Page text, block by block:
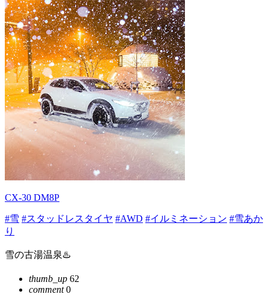
CX-30 DM8P
#雪 #スタッドレスタイヤ #AWD #イルミネーション #雪あか
り
雪の古湯温泉♨️
thumb_up 62
comment0